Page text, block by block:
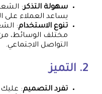
سهولة التذكر:
يساعد العملاء
تنوع الاستخدام:
مختلف الوسائط،
التواصل الاجتماعي.
2. التميز
تفرد التصميم: عليك